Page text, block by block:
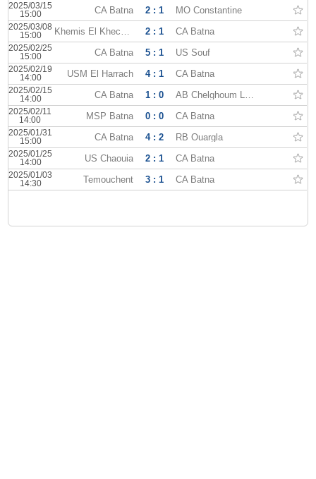
2025/03/15
15:00
CA Batna 2 : 1 MO Constantine
2025/03/08
15:00
Khemis El Khechna 2 : 1 CA Batna
2025/02/25
15:00
CA Batna 5 : 1 US Souf
2025/02/19
14:00
USM El Harrach 4 : 1 CA Batna
2025/02/15
14:00
CA Batna 1 : 0 AB Chelghoum Laïd
2025/02/11
14:00
MSP Batna 0 : 0 CA Batna
2025/01/31
15:00
CA Batna 4 : 2 RB Ouargla
2025/01/25
14:00
US Chaouia 2 : 1 CA Batna
2025/01/03
14:30
Temouchent 3 : 1 CA Batna